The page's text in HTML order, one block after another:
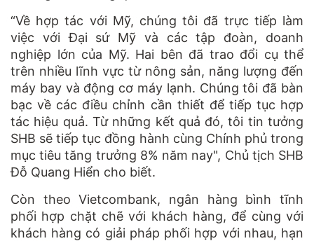
“Về hợp tác với Mỹ, chúng tôi đã trực tiếp làm
việc với Đại sứ Mỹ và các tập đoàn, doanh
nghiệp lớn của Mỹ. Hai bên đã trao đổi cụ thể
trên nhiều lĩnh vực từ nông sản, năng lượng đến
máy bay và động cơ máy lạnh. Chúng tôi đã bàn
bạc về các điều chỉnh cần thiết để tiếp tục hợp
tác hiệu quả. Từ những kết quả đó, tôi tin tưởng
SHB sẽ tiếp tục đồng hành cùng Chính phủ trong
mục tiêu tăng trưởng 8% năm nay", Chủ tịch SHB
Đỗ Quang Hiển cho biết.
Còn theo Vietcombank, ngân hàng bình tĩnh
phối hợp chặt chẽ với khách hàng, để cùng với
khách hàng có giải pháp phối hợp với nhau, hạn